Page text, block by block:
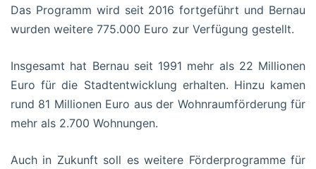
Das Programm wird seit 2016 fortgeführt und Bernau
wurden weitere 775.000 Euro zur Verfügung gestellt.
Insgesamt hat Bernau seit 1991 mehr als 22 Millionen
Euro für die Stadtentwicklung erhalten. Hinzu kamen
rund 81 Millionen Euro aus der Wohnraumförderung für
mehr als 2.700 Wohnungen.
Auch in Zukunft soll es weitere Förderprogramme für